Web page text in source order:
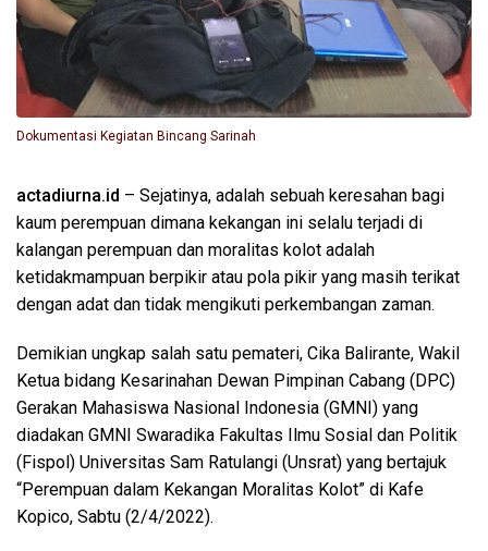
Dokumentasi Kegiatan Bincang Sarinah
actadiurna.id – Sejatinya, adalah sebuah keresahan bagi
kaum perempuan dimana kekangan ini selalu terjadi di
kalangan perempuan dan moralitas kolot adalah
ketidakmampuan berpikir atau pola pikir yang masih terikat
dengan adat dan tidak mengikuti perkembangan zaman.
Demikian ungkap salah satu pemateri, Cika Balirante, Wakil
Ketua bidang Kesarinahan Dewan Pimpinan Cabang (DPC)
Gerakan Mahasiswa Nasional Indonesia (GMNI) yang
diadakan GMNI Swaradika Fakultas Ilmu Sosial dan Politik
(Fispol) Universitas Sam Ratulangi (Unsrat) yang bertajuk
“Perempuan dalam Kekangan Moralitas Kolot” di Kafe
Kopico, Sabtu (2/4/2022).